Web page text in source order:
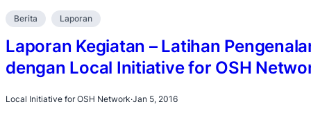
Berita Laporan
Laporan Kegiatan – Latihan
dengan Local Initiative for OSH
Local Initiative for OSH Network·Jan 5, 2016